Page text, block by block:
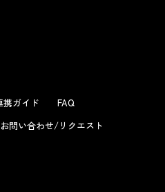
携ガイド
FAQ
お問い合わせ/リクエスト